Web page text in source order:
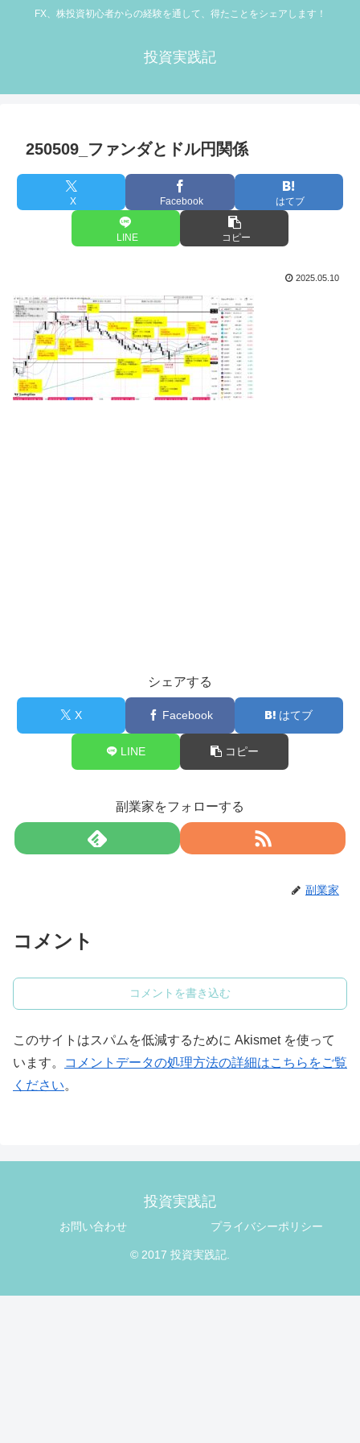
FX、株投資初心者からの経験を通して、得たことをシェアします！
投資実践記
250509_ファンダとドル円関係
X Facebook はてブ
LINE コピー
2025.05.10
シェアする
X Facebook はてブ
LINE コピー
副業家をフォローする
副業家
コメント
コメントを書き込む
このサイトはスパムを低減するために Akismet を使って
います。
コメントデータの処理方法の詳細はこちらをご覧
ください。
投資実践記
お問い合わせ プライバシーポリシー
© 2017 投資実践記.